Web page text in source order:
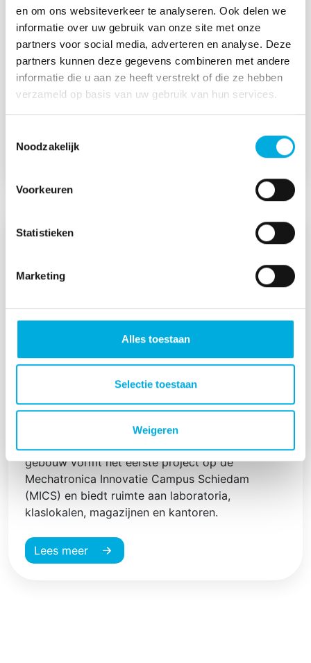
en om ons websiteverkeer te analyseren. Ook delen we
informatie over uw gebruik van onze site met onze
partners voor social media, adverteren en analyse. Deze
partners kunnen deze gegevens combineren met andere
informatie die u aan ze heeft verstrekt of die ze hebben
verzameld op basis van uw gebruik van hun services.
Noodzakelijk
Voorkeuren
Statistieken
Marketing
Alles toestaan
Selectie toestaan
Weigeren
Batenburg Installatietechniek, samen met
Groothuis Bouwgroep, twee bestaande
gebouwen verduurzaamd: het voormalig
schoolgebouw aan de Zerboltstraat 63 en de
sportzaal aan de Gouwe 10. Beide panden zijn
toekomstbestendig gerenoveerd met slimme,
energiezuinige installaties.
Lees meer
Gasloos nieuwbouwpand voor Metrohm
In opdracht van Systabo werkt Batenburg
Installatietechniek aan de realisatie van het
nieuwe pand Omega van Metrohm Applikon. Dit
gebouw vormt het eerste project op de
Mechatronica Innovatie Campus Schiedam
(MICS) en biedt ruimte aan laboratoria,
klaslokalen, magazijnen en kantoren.
Lees meer